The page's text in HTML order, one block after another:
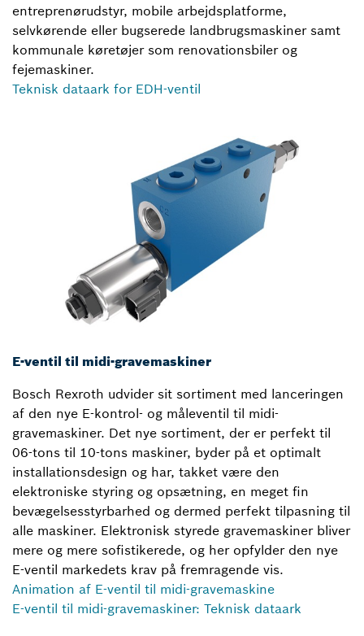
entreprenørudstyr, mobile arbejdsplatforme,
selvkørende eller bugserede landbrugsmaskiner samt
kommunale køretøjer som renovationsbiler og
fejemaskiner.
Teknisk dataark for EDH-ventil
E-ventil til midi-gravemaskiner
Bosch Rexroth udvider sit sortiment med lanceringen
af den nye E-kontrol- og måleventil til midi-
gravemaskiner. Det nye sortiment, der er perfekt til
06-tons til 10-tons maskiner, byder på et optimalt
installationsdesign og har, takket være den
elektroniske styring og opsætning, en meget fin
bevægelsesstyrbarhed og dermed perfekt tilpasning til
alle maskiner. Elektronisk styrede gravemaskiner bliver
mere og mere sofistikerede, og her opfylder den nye
E-ventil markedets krav på fremragende vis.
Animation af E-ventil til midi-gravemaskine
E-ventil til midi-gravemaskiner: Teknisk dataark